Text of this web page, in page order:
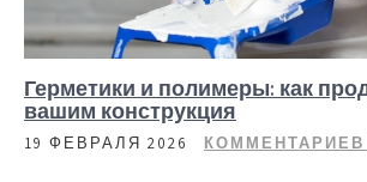
Герметики и полимеры: как
вашим конструкция
19 ФЕВРАЛЯ 2026 КОММЕНТАРИЕВ